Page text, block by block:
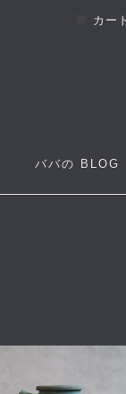
カー
ババの BLOG